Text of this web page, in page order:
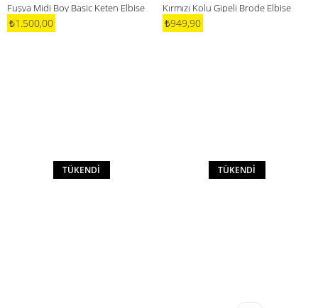
Fuşya Midi Boy Basic Keten Elbise
₺1.500,00
Kırmızı Kolu Gipeli Brode Elbise
₺949,90
TÜKENDI TÜKENDI